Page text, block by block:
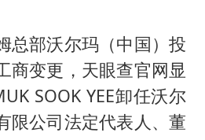
总部沃尔玛（中国）投
商变更，天眼查官网显
SOOK YEE卸任沃尔
限公司法定代表人、董